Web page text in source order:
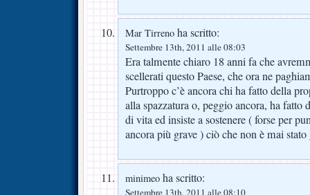
Mar Tirreno ha scritto:
Settembre 13th, 2011 alle 08:03
Era talmente chiaro 18 anni fa che
scellerati questo Paese, che ora ne
Purtroppo c’è ancora chi ha fatto della
alla spazzatura o, peggio ancora, ha
di vita ed insiste a sostenere ( forse per
ancora più grave ) ciò che non è mai
minimeo ha scritto:
Settembre 13th, 2011 alle 08:10